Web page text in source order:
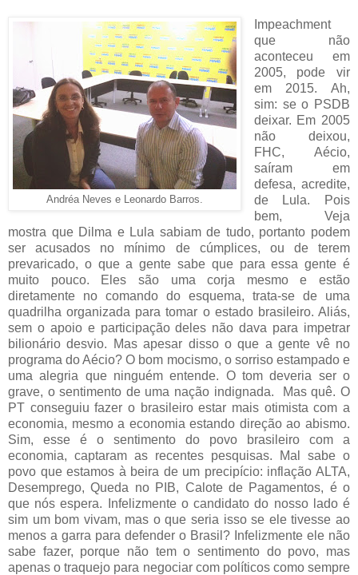
Andréa Neves e Leonardo Barros.
Impeachment
que não
aconteceu em
2005, pode vir
em 2015. Ah,
sim: se o PSDB
deixar. Em 2005
não deixou,
FHC, Aécio,
saíram em
defesa, acredite,
de Lula. Pois
bem, Veja
mostra que Dilma e Lula sabiam de tudo, portanto podem
ser acusados no mínimo de cúmplices, ou de terem
prevaricado, o que a gente sabe que para essa gente é
muito pouco. Eles são uma corja mesmo e estão
diretamente no comando do esquema, trata-se de uma
quadrilha organizada para tomar o estado brasileiro. Aliás,
sem o apoio e participação deles não dava para impetrar
bilionário desvio. Mas apesar disso o que a gente vê no
programa do Aécio? O bom mocismo, o sorriso estampado e
uma alegria que ninguém entende. O tom deveria ser o
grave, o sentimento de uma nação indignada. Mas quê. O
PT conseguiu fazer o brasileiro estar mais otimista com a
economia, mesmo a economia estando direção ao abismo.
Sim, esse é o sentimento do povo brasileiro com a
economia, captaram as recentes pesquisas. Mal sabe o
povo que estamos à beira de um precipício: inflação ALTA,
Desemprego, Queda no PIB, Calote de Pagamentos, é o
que nós espera. Infelizmente o candidato do nosso lado é
sim um bom vivam, mas o que seria isso se ele tivesse ao
menos a garra para defender o Brasil? Infelizmente ele não
sabe fazer, porque não tem o sentimento do povo, mas
apenas o traquejo para negociar com políticos como sempre